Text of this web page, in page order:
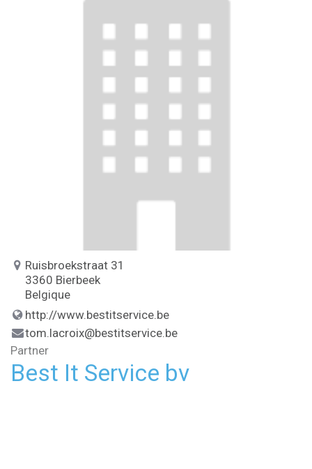
Ruisbroekstraat 31
3360 Bierbeek
Belgique
http://www.bestitservice.be
tom.lacroix@bestitservice.be
Partner
Best It Service bv